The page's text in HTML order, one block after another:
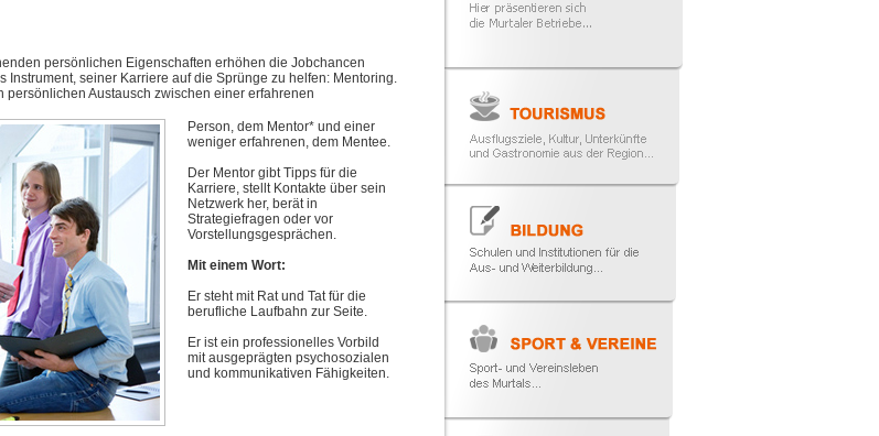
persönlichen Eigenschaften erhöhen die Jobchancen
Instrument, seiner Karriere auf die Sprünge zu helfen: Mentoring.
Austausch zwischen einer erfahrenen
Person, dem Mentor* und einer
weniger erfahrenen, dem Mentee.
Der Mentor gibt Tipps für die
Karriere, stellt Kontakte über sein
Netzwerk her, berät in
Strategiefragen oder vor
Vorstellungsgesprächen.
Mit einem Wort:
Er steht mit Rat und Tat für die
berufliche Laufbahn zur Seite.
Er ist ein professionelles Vorbild
mit ausgeprägten psychosozialen
und kommunikativen Fähigkeiten.